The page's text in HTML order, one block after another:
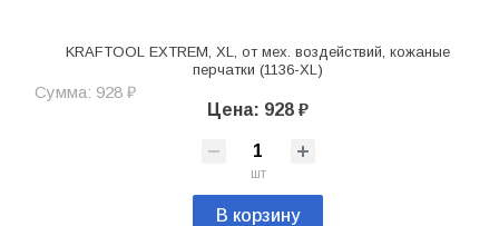
KRAFTOOL EXTREM, XL, от мех. воздействий, кожаные
перчатки (1136-XL)
Сумма: 928 ₽
Цена: 928 ₽
шт
В корзину